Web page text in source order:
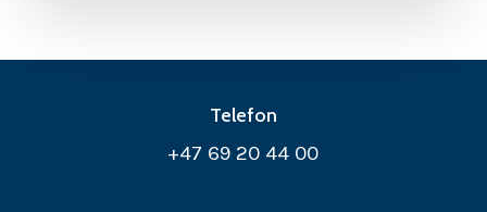
Telefon
+47 69 20 44 00